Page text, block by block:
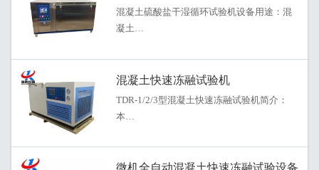
混凝土硫酸盐干湿循环试验机设备用途：混
凝土…
混凝土快速冻融试验机
TDR-1/2/3型混凝土快速冻融试验机简介：
本…